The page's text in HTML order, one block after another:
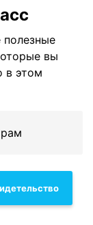
полезные
вы
в этом